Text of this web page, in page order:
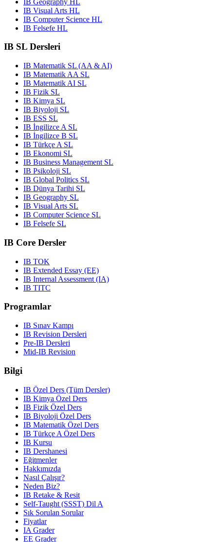
IB Visual Arts HL
IB Computer Science HL
IB Felsefe HL
IB SL Dersleri
IB Matematik SL (AA & AI)
IB Matematik AA SL
IB Matematik AI SL
IB Fizik SL
IB Kimya SL
IB Biyoloji SL
IB ESS SL
IB İngilizce A SL
IB İngilizce B SL
IB Türkçe A SL
IB Ekonomi SL
IB Business Management SL
IB Psikoloji SL
IB Global Politics SL
IB Dünya Tarihi SL
IB Geography SL
IB Visual Arts SL
IB Computer Science SL
IB Felsefe SL
IB Core Dersler
IB TOK
IB Extended Essay (EE)
IB Internal Assessment (IA)
IB TITC
Programlar
IB Sınav Kampı
IB Revision Dersleri
Pre-IB Dersleri
Mid-IB Revision
Bilgi
IB Özel Ders (Tüm Dersler)
IB Kimya Özel Ders
IB Fizik Özel Ders
IB Biyoloji Özel Ders
IB Matematik Özel Ders
IB Türkçe A Özel Ders
IB Kursu
IB Dershanesi
Eğitmenler
Hakkımızda
Nasıl Çalışır?
Neden Biz?
IB Retake & Resit
Self-Taught (SSST) Dil A
Sık Sorulan Sorular
Fiyatlar
IA Grader
EE Grader